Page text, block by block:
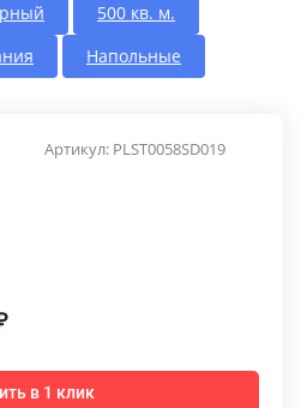
500 кв. м.
Напольные
Артикул: PLST0058SD019
в 1 клик